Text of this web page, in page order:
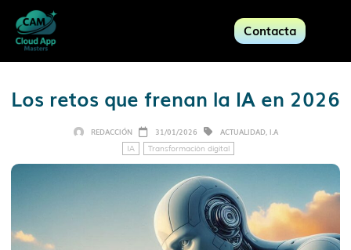
Contacta
Los retos que frenan la IA en 2026
REDACCIÓN 31/01/2026 ACTUALIDAD, I.A
IA Transformación digital